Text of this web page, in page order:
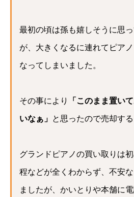
最初の頃は孫も嬉しそうに思
が、大きくなるに連れてピア
なってしまいました。
その事により 「このまま置い
いなぁ」 と思ったので売却す
グランドピアノの買い取りは
程などが全くわからず、不安
ましたが、かいとりや本舗に